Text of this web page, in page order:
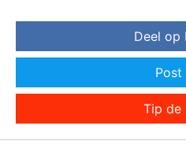
Deel op
Post
Tip de